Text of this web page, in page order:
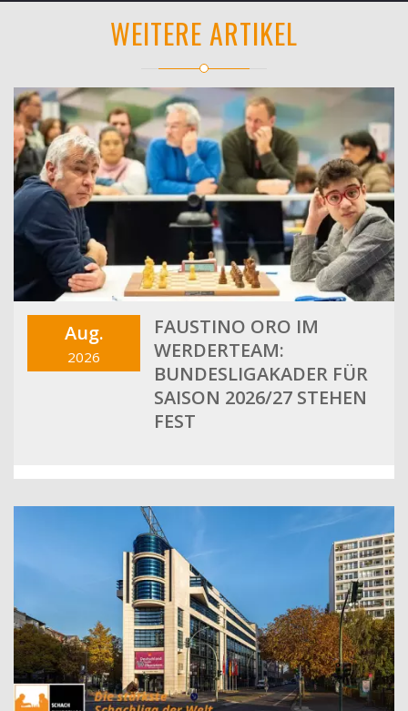
WEITERE ARTIKEL
Aug.
2026
FAUSTINO ORO IM
WERDERTEAM:
BUNDESLIGAKADER FÜR
SAISON 2026/27 STEHEN
FEST